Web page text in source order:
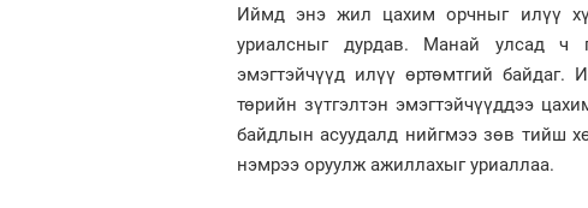
Иймд энэ жил цахим орчныг илүү
уриалсныг дурдав. Манай улсад ч
эмэгтэйчүүд илүү өртөмтгий
төрийн зүтгэлтэн эмэгтэйчүүддээ
байдлын асуудалд нийгмээ зөв тийш
нэмрээ оруулж ажиллахыг уриаллаа.